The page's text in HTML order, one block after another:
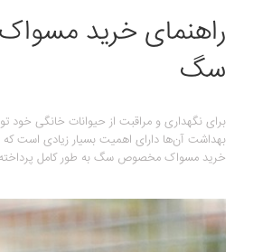
راهنمای خرید
سگ
برای نگهداری و مراقبت از حیوانات خانگی خود
بهداشت آن‌ها دارای اهمیت بسیار زیادی است که
خرید مسواک مخصوص سگ به طور کامل پرداخته